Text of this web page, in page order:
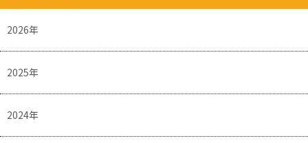
2026年
2025年
2024年